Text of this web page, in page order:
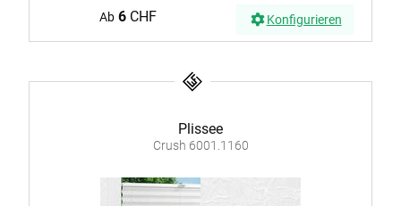
Ab 6CHF Konfigurieren
Plissee
Crush 6001.1160